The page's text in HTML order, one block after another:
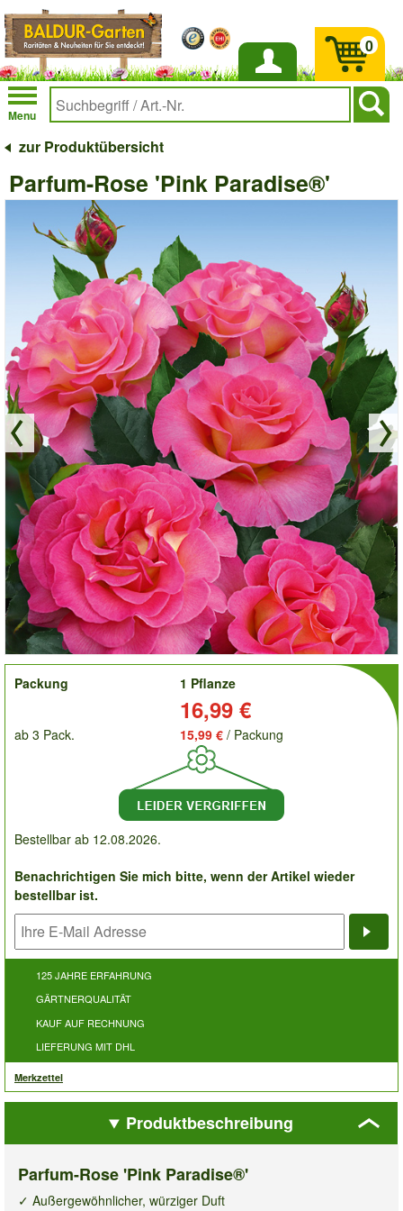
Anmelden
Menu
0
zur Produktübersicht
Parfum-Rose 'Pink Paradise®'
order
Packung
1 Pflanze
16,99 €
ab 3 Pack. 15,99 € / Packung
Bestellbar ab 12.08.2026.
Benachrichtigen Sie mich bitte, wenn der Artikel wieder
bestellbar ist.
125 JAHRE ERFAHRUNG
GÄRTNERQUALITÄT
KAUF AUF RECHNUNG
LIEFERUNG MIT DHL
Merkzettel
Produktbeschreibung
Parfum-Rose 'Pink Paradise®'
✓ Außergewöhnlicher, würziger Duft